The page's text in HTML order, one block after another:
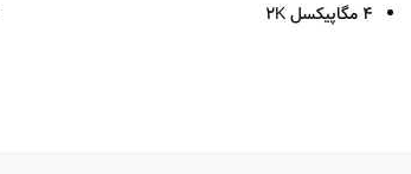
4 مگاپیکسل 2K